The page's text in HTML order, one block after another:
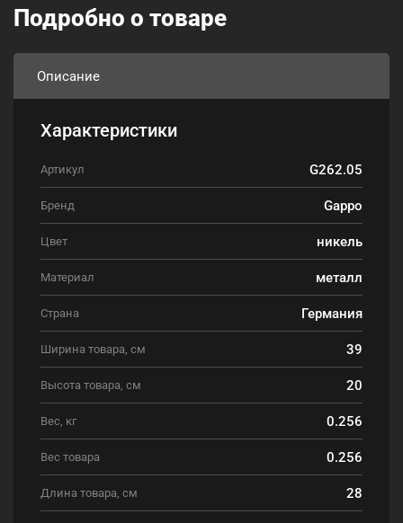
Подробно о товаре
Описание
Характеристики
Артикул G262.05
Бренд Gappo
Цвет никель
Материал металл
Страна Германия
Ширина товара, см 39
Высота товара, см 20
Вес, кг 0.256
Вес товара 0.256
Длина товара, см 28